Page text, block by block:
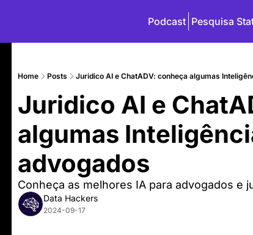
Podcast Pesquisa
Home Posts Juridico AI e ChatADV: conheça algumas
Juridico AI e
algumas
advogados
Conheça as melhores IA para advogados e
Data Hackers
2024-09-17